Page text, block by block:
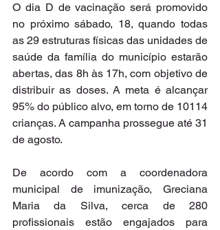
O dia D de vacinação será promovido
no próximo sábado, 18, quando todas
as 29 estruturas físicas das unidades de
saúde da família do município estarão
abertas, das 8h às 17h, com objetivo de
distribuir as doses. A meta é alcançar
95% do público alvo, em torno de 10114
crianças. A campanha prossegue até 31
de agosto.
De acordo com a coordenadora
municipal de imunização, Greciana
Maria da Silva, cerca de 280
profissionais estão engajados para